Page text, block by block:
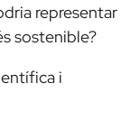
representar
sostenible?
i